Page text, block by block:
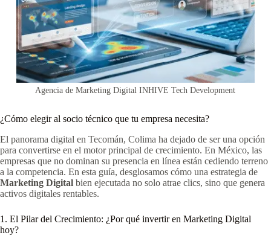
Agencia de Marketing Digital INHIVE Tech Development
¿Cómo elegir al socio técnico que tu empresa necesita?
El panorama digital en Tecomán, Colima ha dejado de ser una opción
para convertirse en el motor principal de crecimiento. En México, las
empresas que no dominan su presencia en línea están cediendo terreno
a la competencia. En esta guía, desglosamos cómo una estrategia de
Marketing Digital bien ejecutada no solo atrae clics, sino que genera
activos digitales rentables.
1. El Pilar del Crecimiento: ¿Por qué invertir en Marketing Digital
hoy?